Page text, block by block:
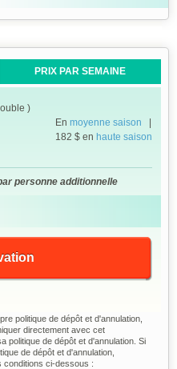
PRIX PAR SEMAINE
)
En moyenne saison |
182 $ en haute saison
personne additionnelle
politique de dépôt et d'annulation,
directement avec cet
politique de dépôt et d'annulation. Si
de dépôt et d'annulation,
conditions ci-dessous :